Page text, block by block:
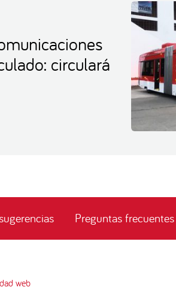
circulará
Preguntas frecuentes
web